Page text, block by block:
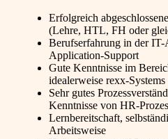
Erfolgreich
(Lehre, HTL, FH oder
Berufserfahrung in der
Application-Support
Gute Kenntnisse im
idealerweise rexx-Systems
Sehr gutes
Kenntnisse von HR-
Lernbereitschaft,
Arbeitsweise